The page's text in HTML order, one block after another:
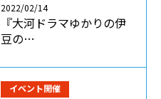
2022/02/14
『大河ドラマゆかりの伊
豆の…
イベント開催